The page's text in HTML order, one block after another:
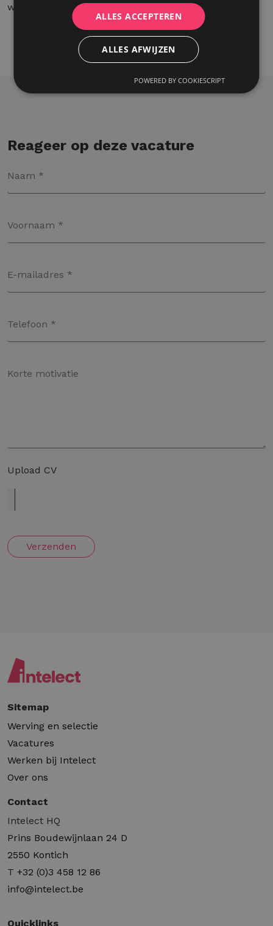
wandelmomenten met collega¹s.
Reageer op deze vacature
Upload CV
Verzenden
Sitemap
Werving en selectie
Vacatures
Werken bij Intelect
Over ons
Contact
Intelect HQ
Prins Boudewijnlaan 24 D
2550 Kontich
T +32 (0)3 458 12 86
info@intelect.be
Quicklinks
ALLES ACCEPTEREN
ALLES AFWIJZEN
POWERED BY COOKIESCRIPT